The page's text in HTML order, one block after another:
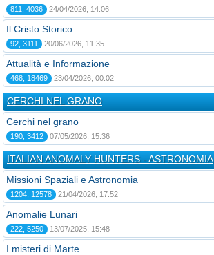
811, 4036 24/04/2026, 14:06
Il Cristo Storico
92, 3111 20/06/2026, 11:35
Attualità e Informazione
468, 18469 23/04/2026, 00:02
CERCHI NEL GRANO
Cerchi nel grano
190, 3412 07/05/2026, 15:36
ITALIAN ANOMALY HUNTERS - ASTRONOMIA
Missioni Spaziali e Astronomia
1204, 12578 21/04/2026, 17:52
Anomalie Lunari
222, 5250 13/07/2025, 15:48
I misteri di Marte